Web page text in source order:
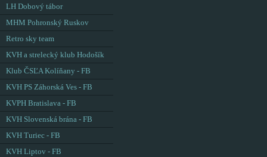
LH Dobový tábor
MHM Pohronský Ruskov
Retro sky team
KVH a strelecký klub Hodošík
Klub ČSĽA Kolíňany - FB
KVH PS Záhorská Ves - FB
KVPH Bratislava - FB
KVH Slovenská brána - FB
KVH Turiec - FB
KVH Liptov - FB